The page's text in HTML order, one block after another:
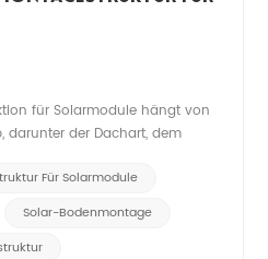
für Solarmodule hängt von
darunter der Dachart, dem
Montagestrukturen
Diese Gestelle
Für Solarmodule
Solar-Bodenmontage